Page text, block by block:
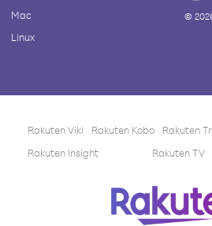
Mac
Linux
©
Rakuten Viki Rakuten Kobo Rakuten
Rakuten Insight
Rakuten TV